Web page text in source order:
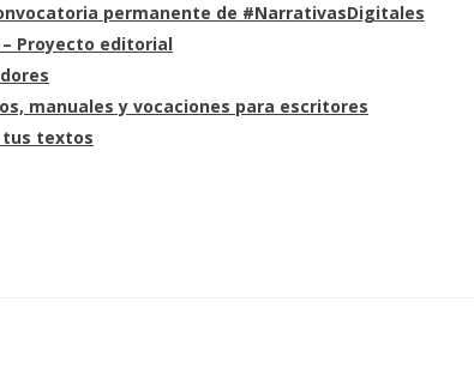
permanente de #NarrativasDigitales
Proyecto editorial
manuales y vocaciones para escritores
tus textos